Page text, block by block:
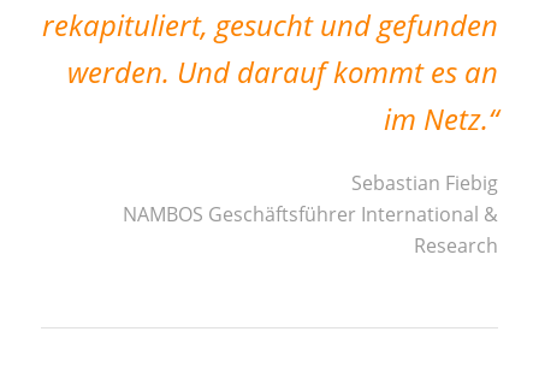
rekapituliert, gesucht und gefunden
werden. Und darauf kommt es an
im Netz.“
Sebastian Fiebig
NAMBOS Geschäftsführer International &
Research